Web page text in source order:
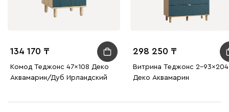
134 170
Комод Теджонс 47x108 Деко ​
Аквамарин/Дуб Ирландский
298 250
Витрина Теджонс 2-93x204
Деко Аквамарин